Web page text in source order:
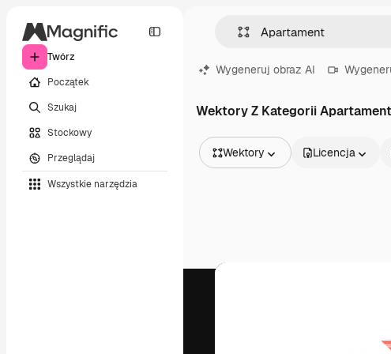
Twórz
Początek
Szukaj
Stockowy
Przeglądaj
Wszystkie narzędzia
Wygeneruj obraz AI
Wektory Z Kategorii Apartament
Wektory
Filmy
Licencja